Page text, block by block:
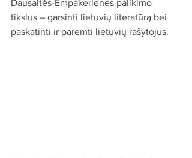
Dausaitės-Empakerienės palikimo
tikslus – garsinti lietuvių literatūrą bei
paskatinti ir paremti lietuvių rašytojus.